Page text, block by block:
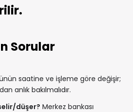
Sorular
saatine ve işleme göre değişir;
anlık bakılmalıdır.
düşer? Merkez bankası